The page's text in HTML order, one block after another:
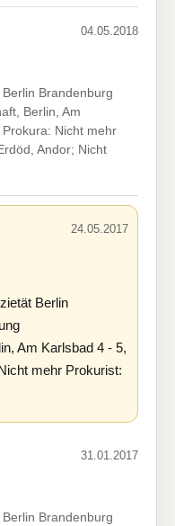
04.05.2018
Brandenburg
Berlin, Am
Nicht mehr
Andor; Nicht
24.05.2017
Berlin
Am Karlsbad 4 - 5,
mehr Prokurist:
31.01.2017
Brandenburg